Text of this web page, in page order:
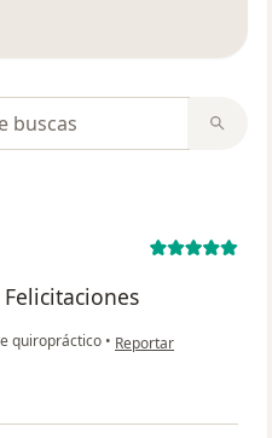
quiropráctico • en opinión del usuario
Reportar